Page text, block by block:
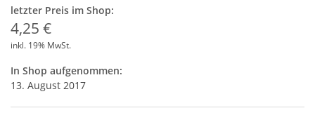
letzter Preis im Shop:
4,25 €
inkl. 19% MwSt.
In Shop aufgenommen:
13. August 2017